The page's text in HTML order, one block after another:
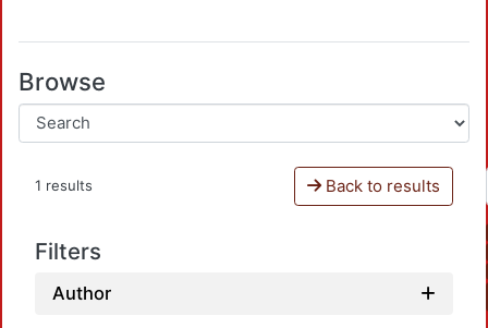
Browse
1 results Back to results
Filters
Author